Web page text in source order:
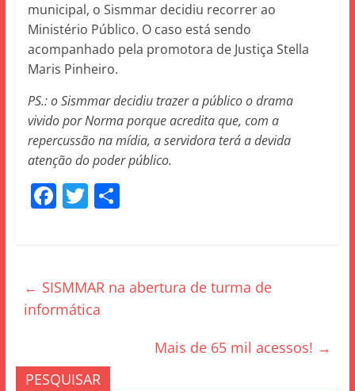
municipal, o Sismmar decidiu recorrer ao
Ministério Público. O caso está sendo
acompanhado pela promotora de Justiça Stella
Maris Pinheiro.
PS.: o Sismmar decidiu trazer a público o drama
vivido por Norma porque acredita que, com a
repercussão na mídia, a servidora terá a devida
atenção do poder público.
F
b
o
k
T S
← SISMMAR na abertura de turma de
informática
Mais de 65 mil acessos! →
PESQUISAR